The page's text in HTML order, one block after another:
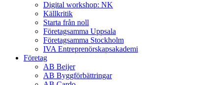
Digital workshop: NK
Källkritik
Starta från noll
Företagsamma Uppsala
Företagsamma Stockholm
IVA Entreprenörskapsakademi
Företag
AB Beijer
AB Byggförbättringar